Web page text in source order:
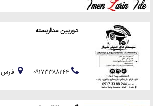
دوربین مداربسته
فارس